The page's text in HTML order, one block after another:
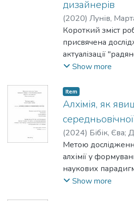
можливості
порозуміння,
питомо
знання.
дизайнерів
(2020) Лунів,
Ольга
Короткий зміст
присвячена
актуалізації
українській та
зосереджене на
дизайнерів:
(Україна), Юлії
та Гоші
колекціях
дизайнери
радянського
утилітарність та
характерні для
Show more
Item
Алхімія, як
(2024) Бібік, Єва;
Метою
алхімії у
наукових
Європи.
Show more